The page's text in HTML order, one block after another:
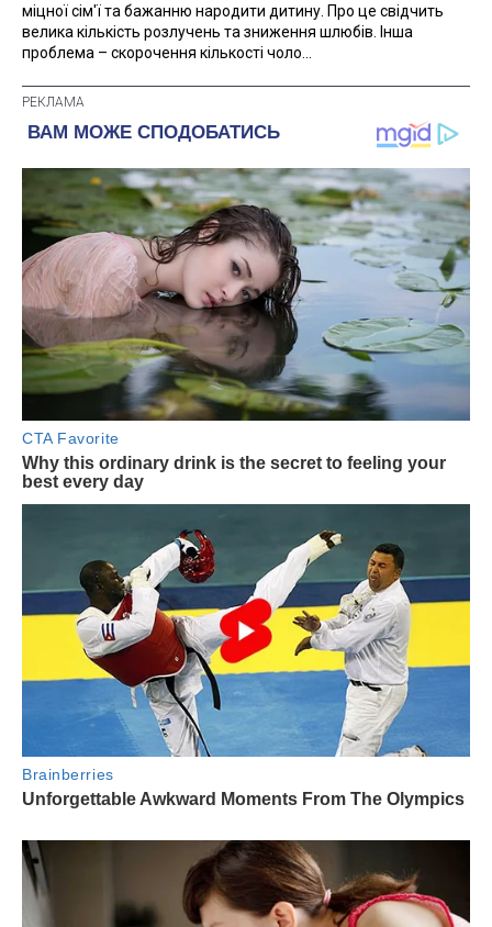
міцної сім'ї та бажанню народити дитину. Про це свідчить
велика кількість розлучень та зниження шлюбів. Інша
проблема – скорочення кількості чоло...